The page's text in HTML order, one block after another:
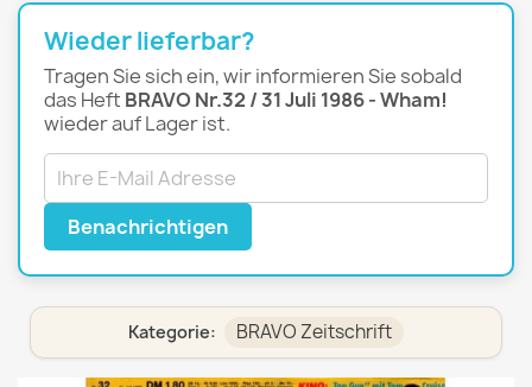
Wieder lieferbar?
Tragen Sie sich ein, wir informieren Sie sobald
das Heft BRAVO Nr.32 / 31 Juli 1986 - Wham!
wieder auf Lager ist.
Benachrichtigen
Kategorie: BRAVO Zeitschrift